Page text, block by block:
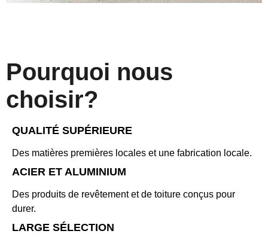
Pourquoi nous
choisir?
QUALITÉ SUPÉRIEURE
Des matières premières locales et une fabrication locale.
ACIER ET ALUMINIUM
Des produits de revêtement et de toiture conçus pour
durer.
LARGE SÉLECTION